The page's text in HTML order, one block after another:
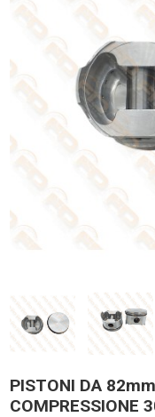
PISTONI DA
COMPRESSIONE